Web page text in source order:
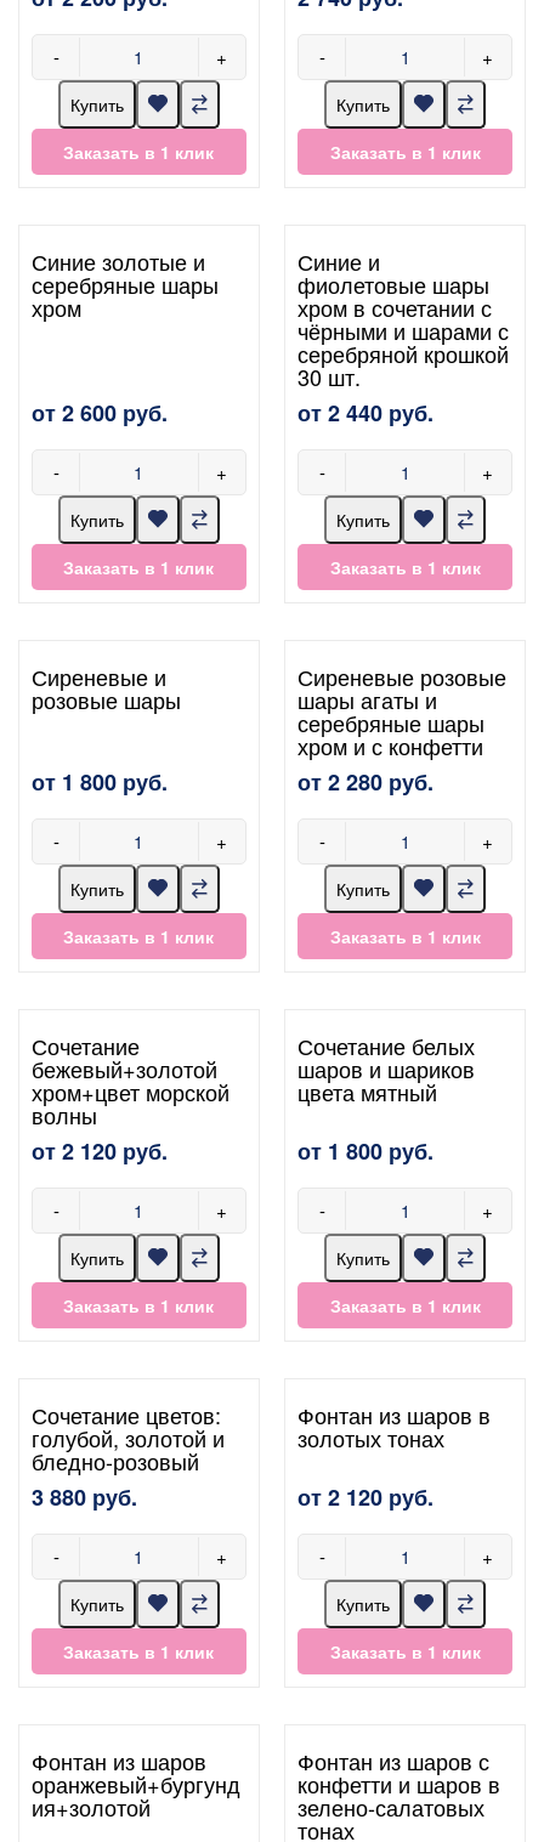
- +
Купить
Заказать в 1 клик
- +
Купить
Заказать в 1 клик
Синие золотые и
серебряные шары
хром
от 2 600 руб.
- +
Купить
Заказать в 1 клик
Синие и
фиолетовые шары
хром в сочетании с
чёрными и шарами с
серебряной крошкой
30 шт.
от 2 440 руб.
- +
Купить
Заказать в 1 клик
Сиреневые и
розовые шары
от 1 800 руб.
- +
Купить
Заказать в 1 клик
Сиреневые розовые
шары агаты и
серебряные шары
хром и с конфетти
от 2 280 руб.
- +
Купить
Заказать в 1 клик
Сочетание
бежевый+золотой
хром+цвет морской
волны
от 2 120 руб.
- +
Купить
Заказать в 1 клик
Сочетание белых
шаров и шариков
цвета мятный
от 1 800 руб.
- +
Купить
Заказать в 1 клик
Сочетание цветов:
голубой, золотой и
бледно-розовый
3 880 руб.
- +
Купить
Заказать в 1 клик
Фонтан из шаров в
золотых тонах
от 2 120 руб.
- +
Купить
Заказать в 1 клик
Фонтан из шаров
оранжевый+бургунд
ия+золотой
Фонтан из шаров с
конфетти и шаров в
зелено-салатовых
тонах